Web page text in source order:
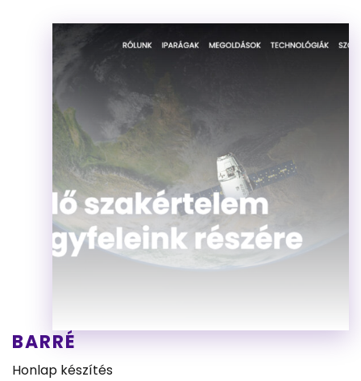
BARRÉ
Honlap készítés